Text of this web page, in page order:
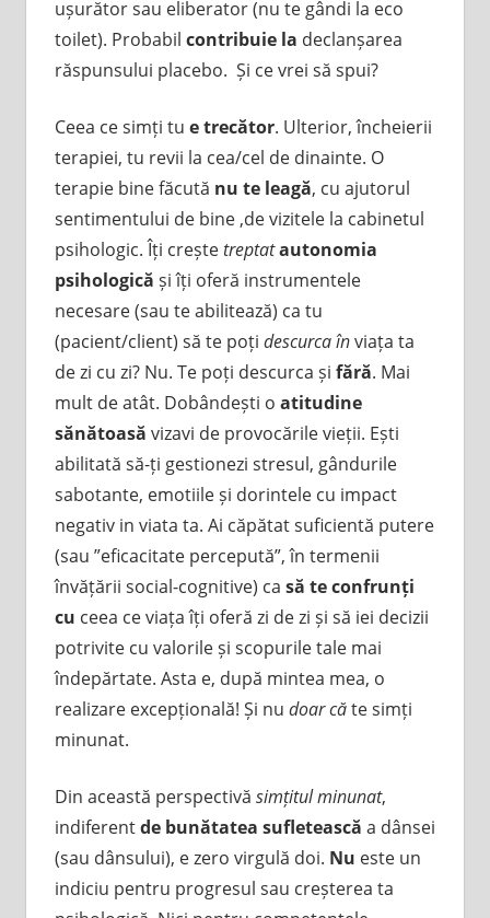
ușurător sau eliberator (nu te gândi la eco
toilet). Probabil contribuie la declanșarea
răspunsului placebo. Și ce vrei să spui?
Ceea ce simți tu e trecător. Ulterior, încheierii
terapiei, tu revii la cea/cel de dinainte. O
terapie bine făcută nu te leagă, cu ajutorul
sentimentului de bine ,de vizitele la cabinetul
psihologic. Îți creștetreptat autonomia
psihologică și îți oferă instrumentele
necesare (sau te abilitează) ca tu
(pacient/client) să te poți descurca înviața ta
de zi cu zi? Nu. Te poți descurca și fără. Mai
mult de atât. Dobândești o atitudine
sănătoasă vizavi de provocările vieții. Ești
abilitată să-ți gestionezi stresul, gândurile
sabotante, emotiile și dorintele cu impact
negativ in viata ta. Ai căpătat suficientă putere
(sau ”eficacitate percepută”, în termenii
învățării social-cognitive) ca să te confrunți
cu ceea ce viața îți oferă zi de zi și să iei decizii
potrivite cu valorile și scopurile tale mai
îndepărtate. Asta e, după mintea mea, o
realizare excepțională! Și nu doar căte simți
minunat.
Din această perspectivă simțitul minunat,
indiferentde bunătatea sufletească a dânsei
(sau dânsului), e zero virgulă doi. Nu este un
indiciu pentru progresul sau creșterea ta